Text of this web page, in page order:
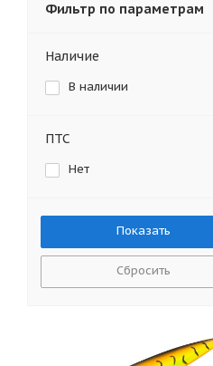
Фильтр по параметрам
Наличие
В наличии
ПТС
Нет
Сбросить